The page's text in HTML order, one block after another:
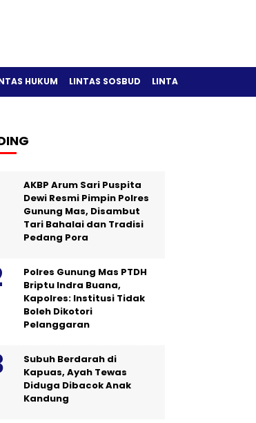
HUKUM LINTAS SOSBUD LINTAS OLAH RAGA
AKBP Arum Sari Puspita
Dewi Resmi Pimpin Polres
Gunung Mas, Disambut
Tari Bahalai dan Tradisi
Pedang Pora
Polres Gunung Mas PTDH
Briptu Indra Buana,
Kapolres: Institusi Tidak
Boleh Dikotori
Pelanggaran
Subuh Berdarah di
Kapuas, Ayah Tewas
Diduga Dibacok Anak
Kandung